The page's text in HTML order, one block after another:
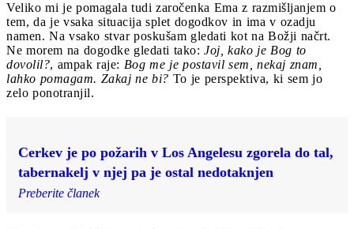
Veliko mi je pomagala tudi zaročenka Ema z razmišljanjem o
tem, da je vsaka situacija splet dogodkov in ima v ozadju
namen. Na vsako stvar poskušam gledati kot na Božji načrt.
Ne morem na dogodke gledati tako: Joj, kako je Bog to
dovolil?, ampak raje: Bog me je postavil sem, nekaj znam,
lahko pomagam. Zakaj ne bi? To je perspektiva, ki sem jo
zelo ponotranjil.
Cerkev je po požarih v Los Angelesu zgorela do tal,
tabernakelj v njej pa je ostal nedotaknjen
Preberite članek